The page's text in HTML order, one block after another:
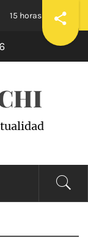
15 horas hace